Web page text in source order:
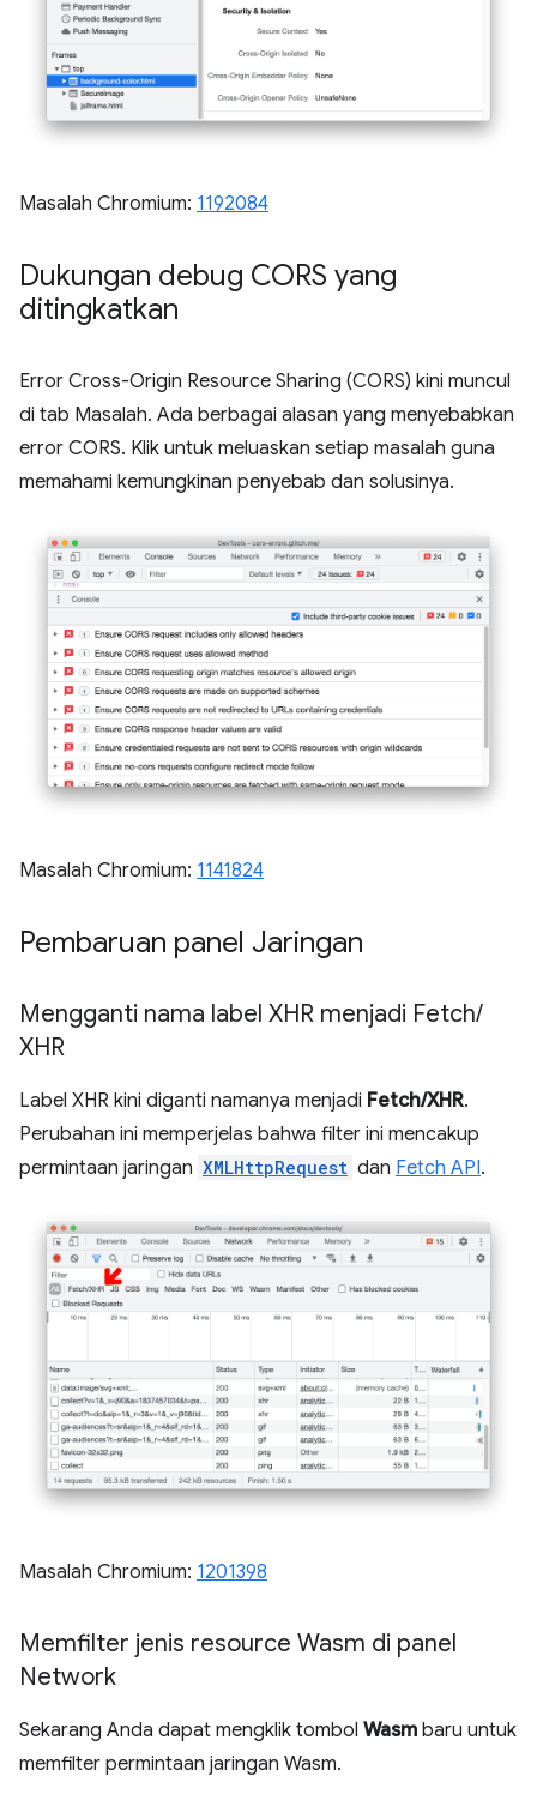
Masalah Chromium: 1192084
Dukungan debug CORS yang
ditingkatkan
Error Cross-Origin Resource Sharing (CORS) kini muncul
di tab Masalah. Ada berbagai alasan yang menyebabkan
error CORS. Klik untuk meluaskan setiap masalah guna
memahami kemungkinan penyebab dan solusinya.
Masalah Chromium: 1141824
Pembaruan panel Jaringan
Mengganti nama label XHR menjadi Fetch/
XHR
Label XHR kini diganti namanya menjadi Fetch/XHR.
Perubahan ini memperjelas bahwa filter ini mencakup
permintaan jaringan XMLHttpRequest dan Fetch API.
Masalah Chromium: 1201398
Memfilter jenis resource Wasm di panel
Network
Sekarang Anda dapat mengklik tombol Wasm baru untuk
memfilter permintaan jaringan Wasm.